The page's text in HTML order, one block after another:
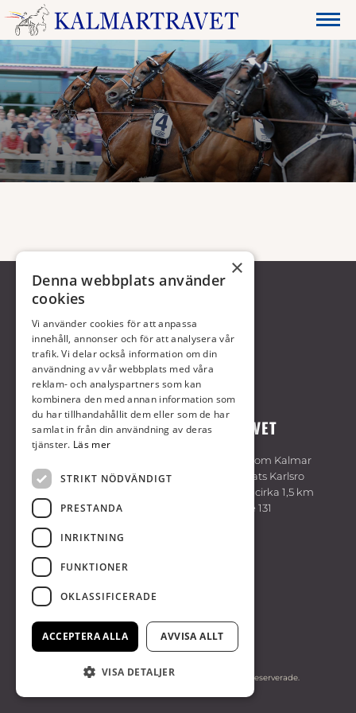
VÄLKOMMEN TILL KALMARTRAVET
Travbanan är belägen cirka 7 km sydväst om Kalmar
centrum. Följ skyltning på E22 vid trafikplats Karlsro
söder om Kalmar. Flygplatsen är belägen cirka 1,5 km
från travbanan. Bussförbindelse med linje 131
Dokumentvägen.
KALMARTRAVET
Sydöstra Sveriges Travsällskap
394 70 Kalmar
0480-44 35 50
© Copyright. 2026 Kalmartravet, alla rättigheter reserverade.
×
Denna webbplats använder
cookies
Vi använder cookies för att anpassa
innehåll, annonser och för att analysera vår
trafik. Vi delar också information om din
användning av vår webbplats med våra
reklam- och analyspartners som kan
kombinera den med annan information som
du har tillhandahållit dem eller som de har
samlat in från din användning av deras
tjänster. Läs mer
STRIKT NÖDVÄNDIGT
PRESTANDA
INRIKTNING
FUNKTIONER
OKLASSIFICERADE
ACCEPTERA ALLA AVVISA ALLT
VISA DETALJER